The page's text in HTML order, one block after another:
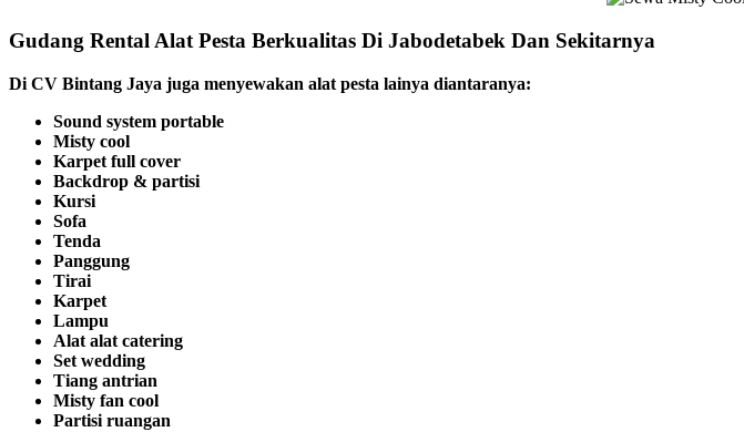
Gudang Rental Alat Pesta Berkualitas Di Jabodetabek Dan Sekitarnya
Di CV Bintang Jaya juga menyewakan alat pesta lainya diantaranya:
Sound system portable
Misty cool
Karpet full cover
Backdrop & partisi
Kursi
Sofa
Tenda
Panggung
Tirai
Karpet
Lampu
Alat alat catering
Set wedding
Tiang antrian
Misty fan cool
Partisi ruangan